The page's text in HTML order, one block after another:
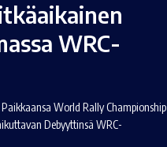
WRC-
World Rally Championship
Debyyttinsä WRC-